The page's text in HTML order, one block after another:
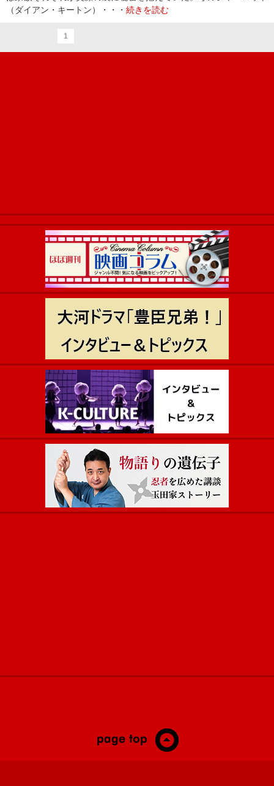
（ダイアン・キートン）・・・ 続きを読む
1